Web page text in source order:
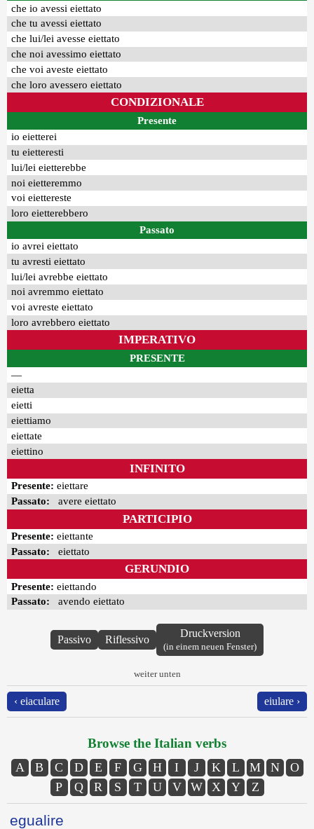
che io avessi eiettato
che tu avessi eiettato
che lui/lei avesse eiettato
che noi avessimo eiettato
che voi aveste eiettato
che loro avessero eiettato
CONDIZIONALE
Presente
io eietterei
tu eietteresti
lui/lei eietterebbe
noi eietteremmo
voi eiettereste
loro eietterebbero
Passato
io avrei eiettato
tu avresti eiettato
lui/lei avrebbe eiettato
noi avremmo eiettato
voi avreste eiettato
loro avrebbero eiettato
IMPERATIVO
PRESENTE
—
eietta
eietti
eiettiamo
eiettate
eiettino
INFINITO
Presente: eiettare
Passato: avere eiettato
PARTICIPIO
Presente: eiettante
Passato: eiettato
GERUNDIO
Presente: eiettando
Passato: avendo eiettato
Passivo Riflessivo
Druckversion
(in einem neuen Fenster)
weiter unten
‹ eiaculare eiulare ›
Browse the Italian verbs
A B C D E F G H I J K L M N
O
P
Q R S T U V W X Y Z
egualire